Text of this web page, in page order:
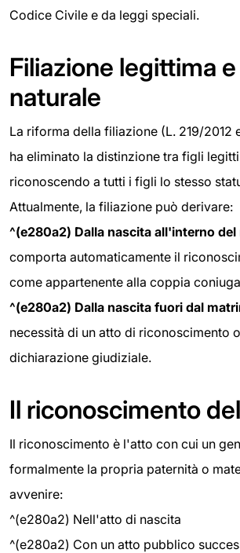
Codice Civile e da leggi speciali.
Filiazione legittima
naturale
La riforma della filiazione (L. 219/2012
ha eliminato la distinzione tra figli
riconoscendo a tutti i figli lo stesso
Attualmente, la filiazione può derivare:
^(e280a2) Dalla nascita all'interno
comporta automaticamente il
come appartenente alla coppia
^(e280a2) Dalla nascita fuori dal
necessità di un atto di riconoscimento
dichiarazione giudiziale.
Il riconoscimento
Il riconoscimento è l'atto con cui un
formalmente la propria paternità o
avvenire:
^(e280a2) Nell'atto di nascita
^(e280a2) Con un atto pubblico